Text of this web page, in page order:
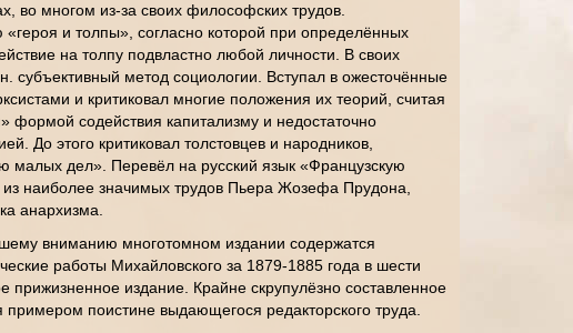
во многом из-за своих философских трудов.
и толпы», согласно которой при определённых
на толпу подвластно любой личности. В своих
субъективный метод социологии. Вступал в ожесточённые
и критиковал многие положения их теорий, считая
формой содействия капитализму и недостаточно
До этого критиковал толстовцев и народников,
малых дел». Перевёл на русский язык «Французскую
наиболее значимых трудов Пьера Жозефа Прудона,
анархизма.
вниманию многотомном издании содержатся
работы Михайловского за 1879-1885 года в шести
прижизненное издание. Крайне скрупулёзно составленное
поистине выдающегося редакторского труда.